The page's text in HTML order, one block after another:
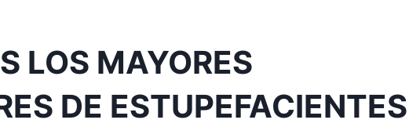
LOS MAYORES
DE ESTUPEFACIENTES